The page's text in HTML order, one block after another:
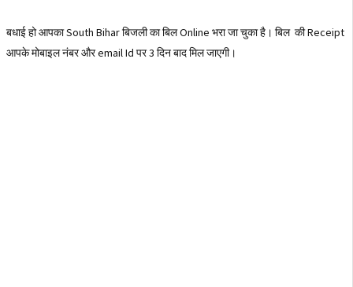
बधाई हो आपका South Bihar बिजली का बिल Online भरा जा चुका है। बिल की Receipt
आपके मोबाइल नंबर और email Id पर 3 दिन बाद मिल जाएगी।